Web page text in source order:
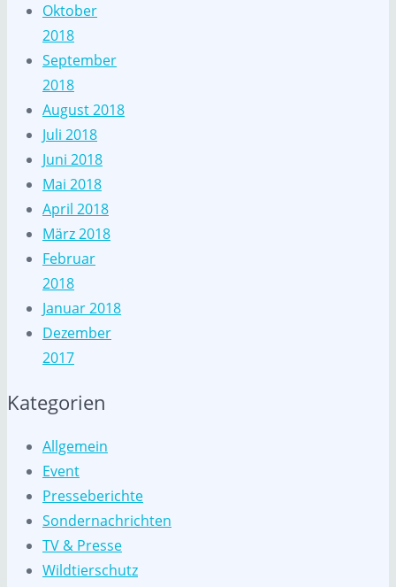
Oktober
2018
September
2018
August 2018
Juli 2018
Juni 2018
Mai 2018
April 2018
März 2018
Februar
2018
Januar 2018
Dezember
2017
Kategorien
Allgemein
Event
Presseberichte
Sondernachrichten
TV & Presse
Wildtierschutz